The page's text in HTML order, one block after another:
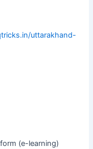
uttarakhand-
(e-learning)